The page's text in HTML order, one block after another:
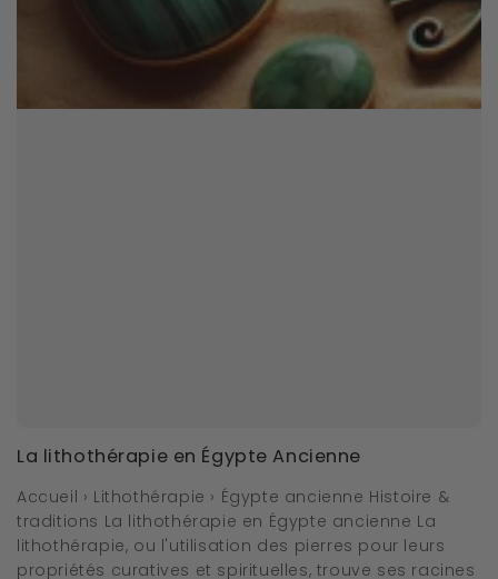
La lithothérapie en Égypte Ancienne
Accueil › Lithothérapie › Égypte ancienne Histoire &
traditions La lithothérapie en Égypte ancienne La
lithothérapie, ou l'utilisation des pierres pour leurs
propriétés curatives et spirituelles, trouve ses racines